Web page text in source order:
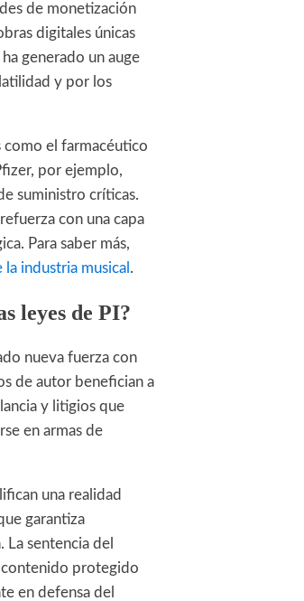
de monetización
digitales únicas
generado un auge
y por los
como el farmacéutico
por ejemplo,
suministro críticas.
con una capa
Para saber más,
industria musical .
leyes de PI?
nueva fuerza con
de autor benefician a
y litigios que
en armas de
una realidad
garantiza
sentencia del
protegido
en defensa del